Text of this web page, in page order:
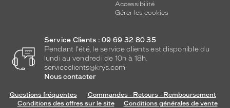
Accessibilité
Gérer les cookies
Service Clients : 09 69 32 80 35
Pendant l'été, le service clients est disponible du
lundi au vendredi de 10h à 18h.
serviceclients@krys.com
Nous contacter
Questions fréquentes
Commandes - Retours - Remboursement
Conditions des offres sur le site
Conditions générales de vente